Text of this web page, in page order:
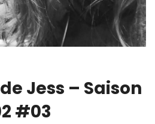
Jess – Saison
#03